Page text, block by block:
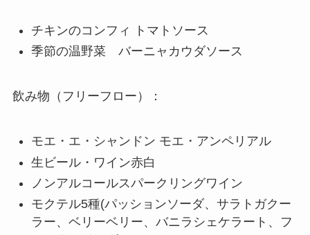
チキンのコンフィ トマトソース
季節の温野菜 バーニャカウダソース
飲み物（フリーフロー）：
モエ・エ・シャンドン モエ・アンペリアル
生ビール・ワイン赤白
ノンアルコールスパークリングワイン
モクテル5種(パッションソーダ、サラトガクー
ラー、ベリーベリー、バニラシェケラート、フ